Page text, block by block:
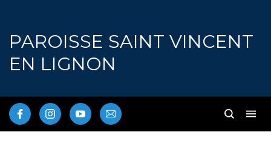
PAROISSE SAINT VINCENT
EN LIGNON